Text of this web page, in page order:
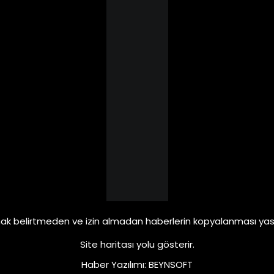
belirtmeden ve izin almadan haberlerin kopyalanması
Site haritasıyolu gösterir.
Haber Yazılımı: BEYNSOFT